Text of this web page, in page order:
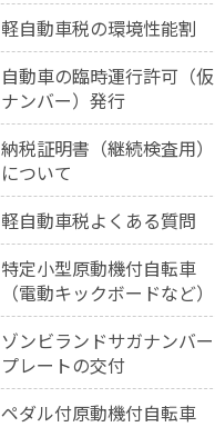
軽自動車税の環境性能割
自動車の臨時運行許可（仮
ナンバー）発行
納税証明書（継続検査用）
について
軽自動車税よくある質問
特定小型原動機付自転車
（電動キックボードなど）
ゾンビランドサガナンバー
プレートの交付
ペダル付原動機付自転車